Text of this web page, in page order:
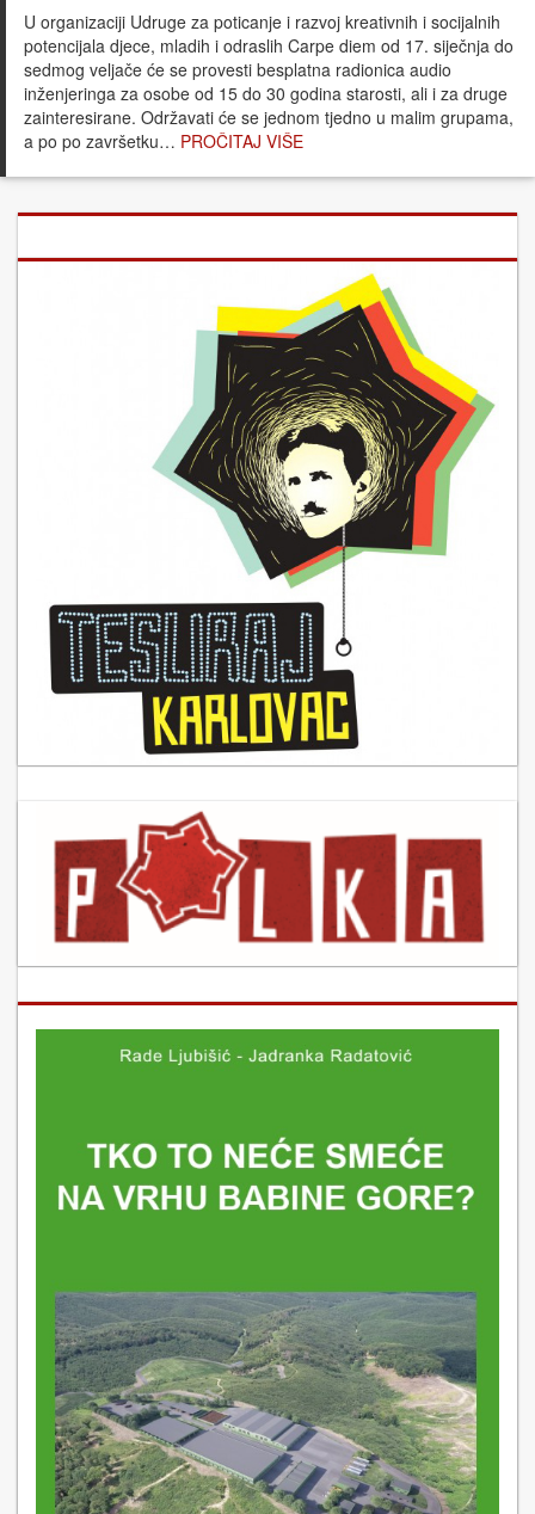
U organizaciji Udruge za poticanje i razvoj kreativnih i socijalnih
potencijala djece, mladih i odraslih Carpe diem od 17. siječnja do
sedmog veljače će se provesti besplatna radionica audio
inženjeringa za osobe od 15 do 30 godina starosti, ali i za druge
zainteresirane. Održavati će se jednom tjedno u malim grupama,
a po po završetku… PROČITAJ VIŠE